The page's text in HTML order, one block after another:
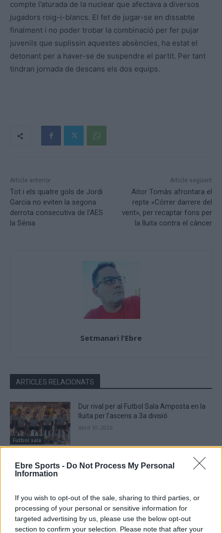
Ebre Sports - Do Not Process My Personal
Information
If you wish to opt-out of the sale, sharing to third parties, or
processing of your personal or sensitive information for
targeted advertising by us, please use the below opt-out
section to confirm your selection. Please note that after your
compte l’aturada de la nuclear que afectava a diversos
jugadors roig-i-blancs. El fet de jugar-se en dissabte
finalment i no poder trobar la combinació per fer pujar
juvenils que suplissin aquestes absències, ha estat el
detonant per a haver-se de suspendre el partit. Per tant
tindran jornada de descans els dos equips.
Article anterior
Tot i els quatre gols de Jordi
Garcia no eviten la segona
derrota consecutiva de l’AES
la Sénia
Article següent
Aitor Tomàs afrontara el
repte «Córrer darrere del
vent», per recaptar fons per
la lluita contra el càncer
Setmanari l'Ebre
ARTICLES RELACIONATS
Futbol sala
Dur rival per al Futbol Sala Amposta en la
lluita per l’ascens a 3a divisió
abril 10, 2026
Futbol sala
Els dos equips del FS Amposta passen la
primera ronda de Copa
El Servigroup Peníscola del tivissà Carles
Saladié suma una victòria de doble valor